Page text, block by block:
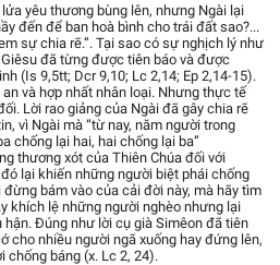
yêu thương bùng lên, nhưng Ngài lại
đến để ban hoà bình cho trái đất sao?...
sự chia rẽ.”. Tại sao có sự nghịch lý như
đã từng được tiên báo và được
(Is 9,5tt; Dcr 9,10; Lc 2,14; Ep 2,14-15).
và hợp nhất nhân loại. Nhưng thực tế
Lời rao giảng của Ngài đã gây chia rẽ
vì Ngài mà “từ nay, năm người trong
chống lại hai, hai chống lại ba”
thương xót của Thiên Chúa đối với
lại khiến những người biệt phái chống
bám vào của cải đời này, mà hãy tìm
khích lệ những người nghèo nhưng lại
Đúng như lời cụ già Simêon đã tiên
cho nhiều người ngã xuống hay đứng lên,
chống báng (x. Lc 2, 24).